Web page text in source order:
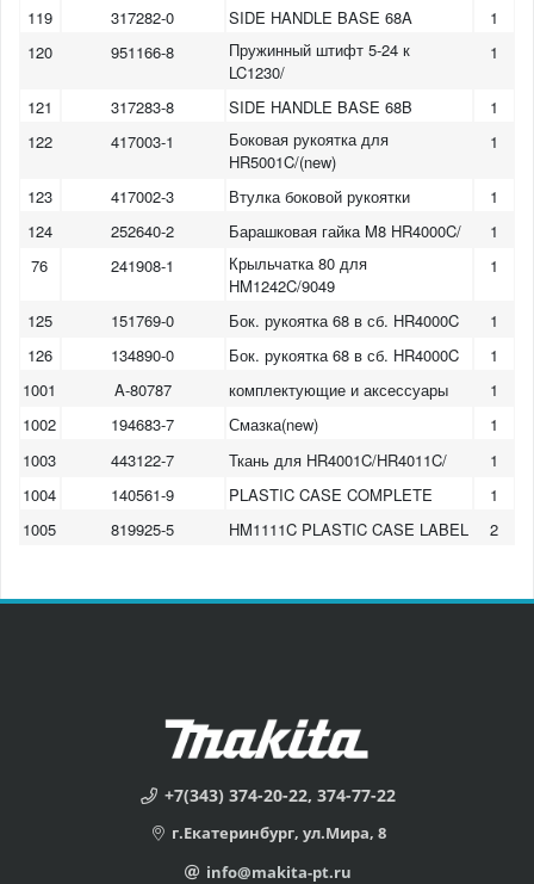
119
317282-0 SIDE HANDLE BASE 68A
1
120
951166-8
Пружинный штифт 5-24 к
LC1230/
1
121 317283-8 SIDE HANDLE BASE 68B
1
122
417003-1
Боковая рукоятка для
HR5001C/(new)
1
123 417002-3 Втулка боковой рукоятки
1
124
252640-2 Барашковая гайка M8 HR4000C/
1
76
241908-1
Крыльчатка 80 для
HM1242C/9049
1
125 151769-0 Бок. рукоятка 68 в сб. HR4000C
1
126
134890-0 Бок. рукоятка 68 в сб. HR4000C
1
1001
A-80787 комплектующие и аксессуары
1
1002
194683-7 Смазка(new)
1
1003
443122-7 Ткань для HR4001C/HR4011C/
1
1004
140561-9 PLASTIC CASE COMPLETE
1
1005
819925-5 HM1111C PLASTIC CASE LABEL 2
+7(343) 374-20-22, 374-77-22
г.Екатеринбург, ул.Мира, 8
info@makita-pt.ru